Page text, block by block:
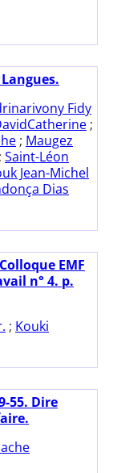
Fidy
;
; Maugez
; Saint-Léon
Jean-Michel
Dias
EMF
n° 4. p.
; Kouki
55. Dire